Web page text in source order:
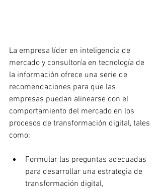
La empresa líder en inteligencia de
mercado y consultoría en tecnología de
la información ofrece una serie de
recomendaciones para que las
empresas puedan alinearse con el
comportamiento del mercado en los
procesos de transformación digital, tales
como:
Formular las preguntas adecuadas
para desarrollar una estrategia de
transformación digital,